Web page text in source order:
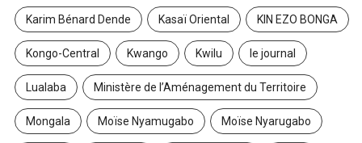
Karim Bénard Dende Kasaï Oriental KIN EZO BONGA
Kongo-Central Kwango Kwilu le journal
Lualaba Ministère de l’Aménagement du Territoire
Mongala Moïse Nyamugabo Moïse Nyarugabo